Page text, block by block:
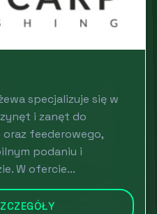
specjalizuje się w
i zanęt do
feederowego,
podaniu i
W ofercie...